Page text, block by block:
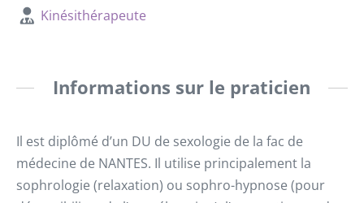
Kinésithérapeute
Informations sur le praticien
Il est diplômé d’un DU de sexologie de la fac de
médecine de NANTES. Il utilise principalement la
sophrologie (relaxation) ou sophro-hypnose (pour